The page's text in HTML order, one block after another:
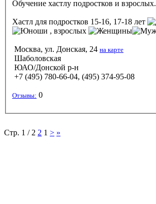
Обучение хастлу подростков и взрослых.
Хастл для подростков 15-16, 17-18 лет
, взрослых
Москва, ул. Донская, 24 на карте
Шаболовская
ЮАО/Донской р-н
+7 (495) 780-66-04, (495) 374-95-08
Отзывы: 0
Стр. 1 / 2 2 1 > »